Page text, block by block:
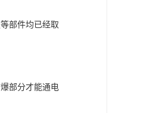
部件均已经取
部分才能通电